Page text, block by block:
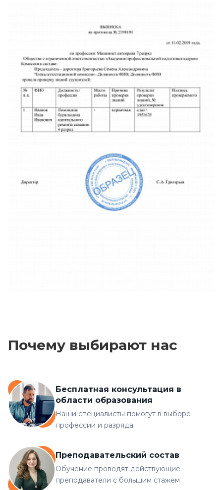
Почему выбирают нас
Бесплатная консультация в
области образования
Наши специалисты помогут в выборе
профессии и разряда
Преподавательский состав
Обучение проводят действующие
преподаватели с большим стажем